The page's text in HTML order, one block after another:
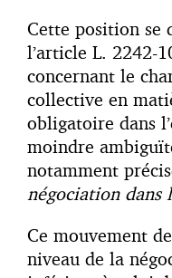
Cette position se
l’article L. 2242-
concernant le
collective en
obligatoire dans
moindre
notamment
négociation dans
Ce mouvement
niveau de la